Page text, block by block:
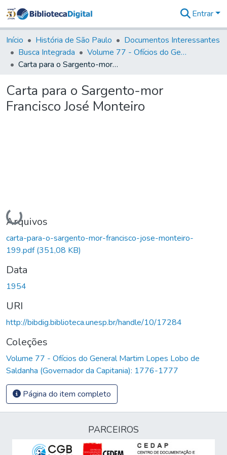
&
Coleções
Tudo na
Biblioteca
Estatísticas
Entrar
Início História de São Paulo
Documentos Interessantes
Busca Integrada
Volume 77 - Ofícios do General Martim Lopes Lobo de Saldanha (Governador da Capitania): 1776-1777
Carta para o Sargento-mor Francisco José Monteiro
Carta para o Sargento-mor
Francisco José Monteiro
Carregando...
Arquivos
carta-para-o-sargento-mor-francisco-jose-monteiro-
199.pdf(351,08 KB)
Data
1954
URI
http://bibdig.biblioteca.unesp.br/handle/10/17284
Coleções
Volume 77 - Ofícios do General Martim Lopes Lobo de
Saldanha (Governador da Capitania): 1776-1777
Página do item completo
PARCEIROS